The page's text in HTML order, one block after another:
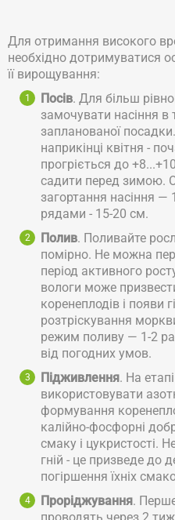
Для отримання високого
необхідно дотримуватися
її вирощування:
Посів. Для більш
замочувати насіння в
запланованої
наприкінці квітня -
прогріється до
садити перед зимою.
загортання насіння —
рядами - 15-20 см.
Полив. Поливайте
помірно. Не можна
період активного
вологи може
коренеплодів і появи
розтріскування
режим поливу — 1-2
від погодних умов.
Підживлення. На
використовувати
формування
калійно-фосфорні
смаку і цукристості.
гній - це призведе до
погіршення їхніх
Проріджування.